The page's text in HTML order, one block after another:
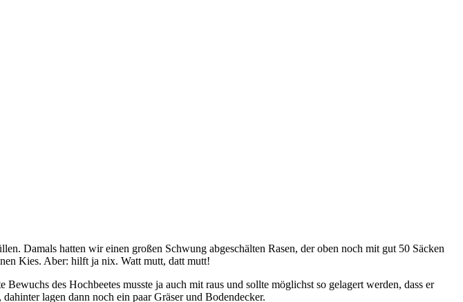
Damals hatten wir einen großen Schwung abgeschälten Rasen, der oben noch mit gut 50 Säcken
Kies. Aber: hilft ja nix. Watt mutt, datt mutt!
des Hochbeetes musste ja auch mit raus und sollte möglichst so gelagert werden, dass er
lagen dann noch ein paar Gräser und Bodendecker.